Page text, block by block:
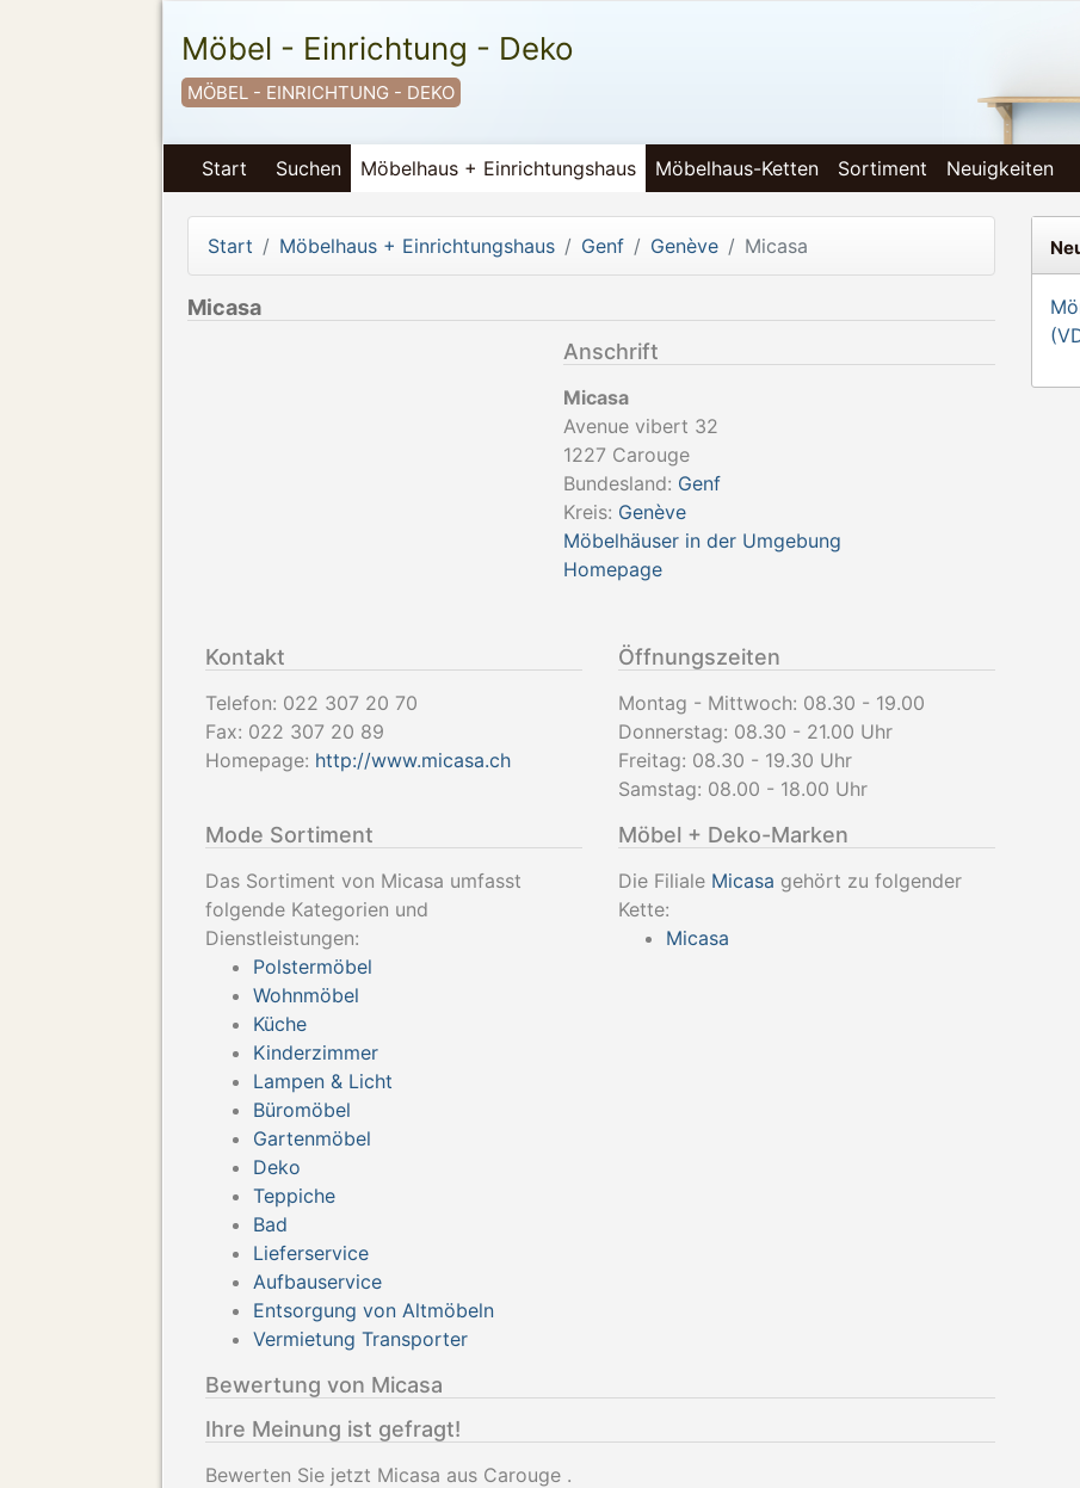
Möbel - Einrichtung - Deko
MÖBEL - EINRICHTUNG - DEKO
Start Suchen Möbelhaus + Einrichtungshaus Möbelhaus-Ketten Sortiment Neuigkeiten
Start Möbelhaus + Einrichtungshaus Genf Genève Micasa
Micasa
Anschrift
Micasa
Avenue vibert 32
1227 Carouge
Bundesland: Genf
Kreis: Genève
Möbelhäuser in der Umgebung
Homepage
Kontakt
Telefon: 022 307 20 70
Fax: 022 307 20 89
Homepage: http://www.micasa.ch
Öffnungszeiten
Montag - Mittwoch: 08.30 - 19.00
Donnerstag: 08.30 - 21.00 Uhr
Freitag: 08.30 - 19.30 Uhr
Samstag: 08.00 - 18.00 Uhr
Mode Sortiment
Das Sortiment von Micasa umfasst
folgende Kategorien und
Dienstleistungen:
Polstermöbel
Wohnmöbel
Küche
Kinderzimmer
Lampen & Licht
Büromöbel
Gartenmöbel
Deko
Teppiche
Bad
Lieferservice
Aufbauservice
Entsorgung von Altmöbeln
Vermietung Transporter
Möbel + Deko-Marken
Die Filiale Micasa gehört zu folgender
Kette:
Micasa
Bewertung von Micasa
Ihre Meinung ist gefragt!
Bewerten Sie jetzt Micasa aus Carouge .